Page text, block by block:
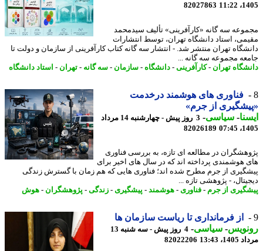
82027863
سه گانه «کارآفرینی» تألیف سیدمحمد
استاد دانشگاه تهران، توسط انتشارات
تهران منتشر شد. - انتشار سه گانه کتاب کارآفرینی از سازمان و دولت تا
مجموعه سه گانه ...
تهران- کارآفرینی-دانشگاه-سازمان -سه گانه -تهران- استاد دانشگاه
فناوری های هوشمند درخدمت
از جرم»
-سیاسی-
3 روز پیش - چهارشنبه 14 مرداد
82026189
در مطالعه ای تازه، به بررسی فناوری
هوشمندی پرداخته اند که در سال های اخیر برای
از جرم مطرح شده اند؛ فناوری هایی که هم زمان با گسترش زندگی
- پژوهشی تازه ...
از جرم -فناوری- هوشمند-پیشگیری- زندگی-پژوهشگران- هوش
از فرمانداری تا ریاست سازمان ها
-سیاسی-
4 روز پیش - سه شنبه 13
13:43
82022206